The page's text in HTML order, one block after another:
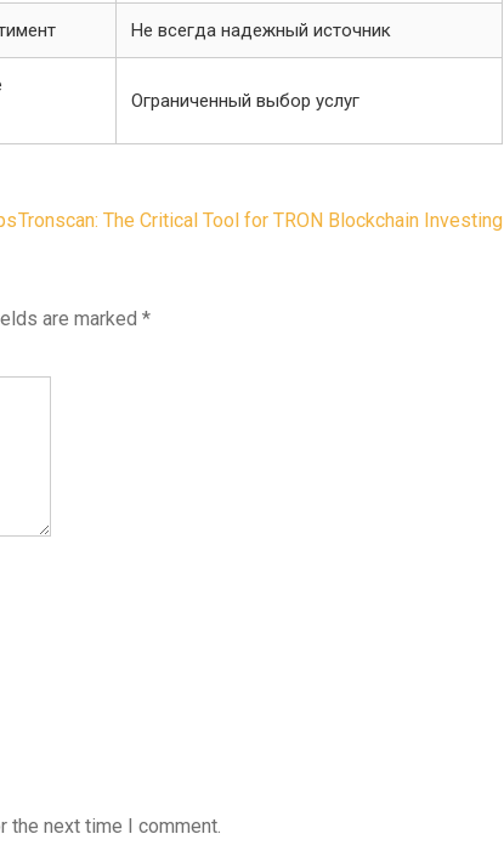
Не всегда надежный источник
Ограниченный выбор услуг
Tronscan: The Critical Tool for TRON Blockchain Investing
are marked *
the next time I comment.